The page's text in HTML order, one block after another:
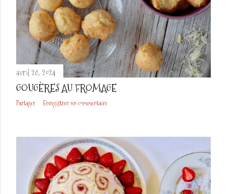
avril 28, 2024
GOUGÈRES AU FROMAGE
Partager Enregistrer un commentaire